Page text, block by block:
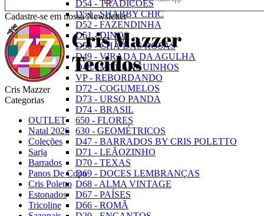
D54 - TRADIÇÕES
D53 - SHABBY CHIC
D52 - FAZENDINHA
D51 - DINOS
D50 - CHÁ DAS ROSAS
D49 - VIRADA DA AGULHA
D48 - MORANGUINHOS
VP - REBORDANDO
D72 - COGUMELOS
D73 - URSO PANDA
D74 - BRASIL
650 - FLORES
630 - GEOMÉTRICOS
D47 - BARRADOS BY CRIS POLETTO
D71 - LEÃOZINHO
D70 - TEXAS
D69 - DOCES LEMBRANÇAS
D68 - ALMA VINTAGE
D67 - PAÍSES
D66 - ROMÃ
Cadastre-se em nossa Newsletter
Cris Mazzer
Categorias
OUTLET
Natal 2026
Coleções
Sarja
Barrados
Panos De Copa
Cris Poletto
Estonados
Tricoline